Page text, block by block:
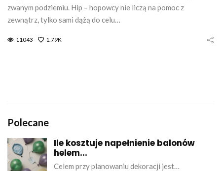
zwanym podziemiu. Hip – hopowcy nie liczą na pomoc z
zewnątrz, tylko sami dążą do celu…
11043 1.79K
Polecane
Ile kosztuje napełnienie balonów
helem...
Celem przy planowaniu dekoracji jest…